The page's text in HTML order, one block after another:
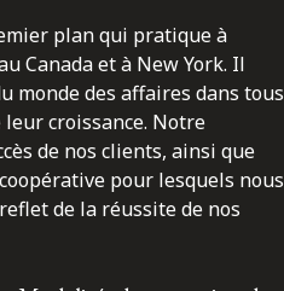
plan qui pratique à
Canada et à New York. Il
monde des affaires dans tous
croissance. Notre
de nos clients, ainsi que
pour lesquels nous
de la réussite de nos